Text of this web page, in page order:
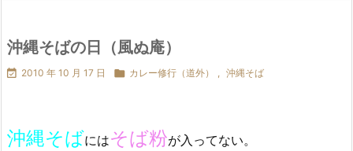
沖縄そばの日（風ぬ庵）
 2010 年 10 月 17 日  カレー修行（道外） , 沖縄そば
沖縄そばにはそば粉が入ってない。